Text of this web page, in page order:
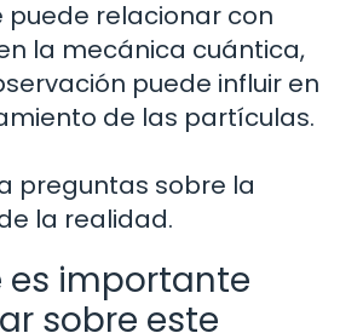
puede relacionar con
la mecánica cuántica,
puede influir en
de las partículas.
preguntas sobre la
la realidad.
es importante
sobre este